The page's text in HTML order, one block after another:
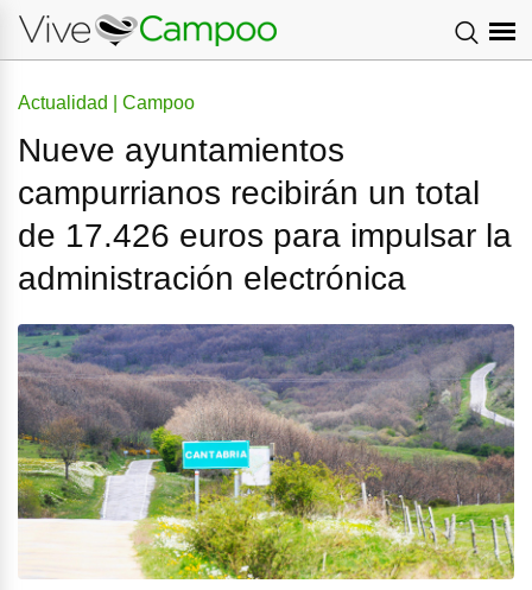
Actualidad | Campoo
Nueve ayuntamientos
campurrianos recibirán un total
de 17.426 euros para impulsar la
administración electrónica